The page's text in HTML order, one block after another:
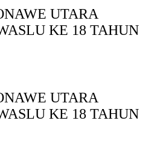
UTARA
KE 18 TAHUN
UTARA
KE 18 TAHUN